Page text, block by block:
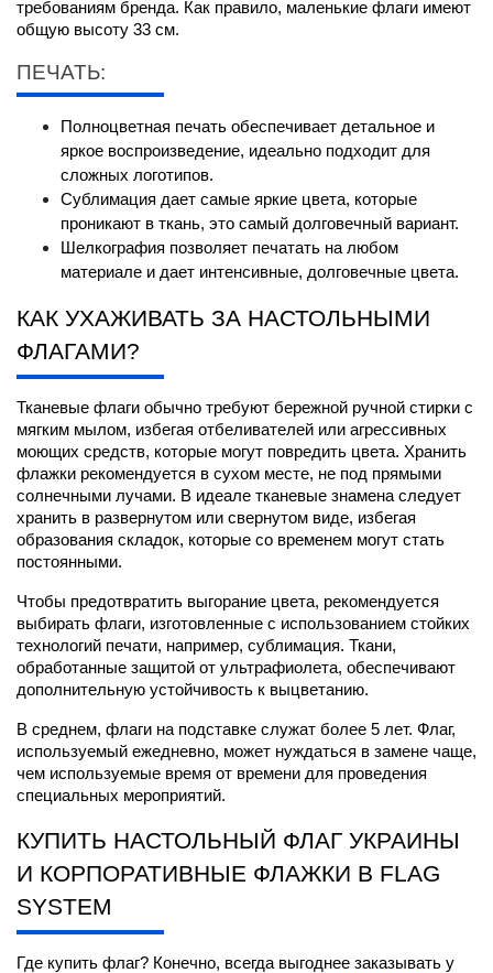
требованиям бренда. Как правило, маленькие флаги имеют
общую высоту 33 см.
ПЕЧАТЬ:
Полноцветная печать обеспечивает детальное и
яркое воспроизведение, идеально подходит для
сложных логотипов.
Сублимация дает самые яркие цвета, которые
проникают в ткань, это самый долговечный вариант.
Шелкография позволяет печатать на любом
материале и дает интенсивные, долговечные цвета.
КАК УХАЖИВАТЬ ЗА НАСТОЛЬНЫМИ
ФЛАГАМИ?
Тканевые флаги обычно требуют бережной ручной стирки с
мягким мылом, избегая отбеливателей или агрессивных
моющих средств, которые могут повредить цвета. Хранить
флажки рекомендуется в сухом месте, не под прямыми
солнечными лучами. В идеале тканевые знамена следует
хранить в развернутом или свернутом виде, избегая
образования складок, которые со временем могут стать
постоянными.
Чтобы предотвратить выгорание цвета, рекомендуется
выбирать флаги, изготовленные с использованием стойких
технологий печати, например, сублимация. Ткани,
обработанные защитой от ультрафиолета, обеспечивают
дополнительную устойчивость к выцветанию.
В среднем, флаги на подставке служат более 5 лет. Флаг,
используемый ежедневно, может нуждаться в замене чаще,
чем используемые время от времени для проведения
специальных мероприятий.
КУПИТЬ НАСТОЛЬНЫЙ ФЛАГ УКРАИНЫ
И КОРПОРАТИВНЫЕ ФЛАЖКИ В FLAG
SYSTEM
Где купить флаг? Конечно, всегда выгоднее заказывать у